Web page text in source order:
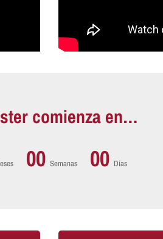
comienza en…
00 Semanas 00 Días